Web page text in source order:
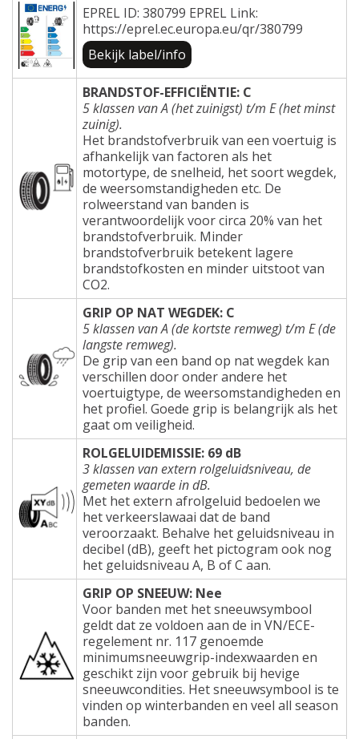
EPREL ID: 380799 EPREL Link:
https://eprel.ec.europa.eu/qr/380799
Bekijk label/info
BRANDSTOF-EFFICIËNTIE: C
5 klassen van A (het zuinigst) t/m E (het minst
zuinig).
Het brandstofverbruik van een voertuig is
afhankelijk van factoren als het
motortype, de snelheid, het soort wegdek,
de weersomstandigheden etc. De
rolweerstand van banden is
verantwoordelijk voor circa 20% van het
brandstofverbruik. Minder
brandstofverbruik betekent lagere
brandstofkosten en minder uitstoot van
CO2.
GRIP OP NAT WEGDEK: C
5 klassen van A (de kortste remweg) t/m E (de
langste remweg).
De grip van een band op nat wegdek kan
verschillen door onder andere het
voertuigtype, de weersomstandigheden en
het profiel. Goede grip is belangrijk als het
gaat om veiligheid.
ROLGELUIDEMISSIE: 69 dB
3 klassen van extern rolgeluidsniveau, de
gemeten waarde in dB.
Met het extern afrolgeluid bedoelen we
het verkeerslawaai dat de band
veroorzaakt. Behalve het geluidsniveau in
decibel (dB), geeft het pictogram ook nog
het geluidsniveau A, B of C aan.
GRIP OP SNEEUW: Nee
Voor banden met het sneeuwsymbool
geldt dat ze voldoen aan de in VN/ECE-
regelement nr. 117 genoemde
minimumsneeuwgrip-indexwaarden en
geschikt zijn voor gebruik bij hevige
sneeuwcondities. Het sneeuwsymbool is te
vinden op winterbanden en veel all season
banden.